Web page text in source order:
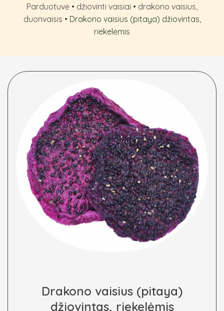
Parduotuvė • džiovinti vaisiai • drakono vaisius,
duonvaisis • Drakono vaisius (pitaya) džiovintas,
riekelėmis
Drakono vaisius (pitaya)
džiovintas, riekelėmis